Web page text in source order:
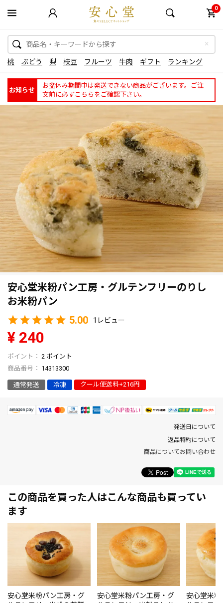
0
桃 ぶどう 梨 枝豆 フルーツ 牛肉 ギフト ランキング
お知らせ
お盆休み期間中は発送できない商品がございます。ご注
文前に必ずこちらをご確認下さい。
安心堂米粉パン工房・グルテンフリーのりし
お米粉パン
5.00
1
¥ 240
2 ポイント
商品番号
14313300
通常発送 冷凍 クール便送料+216円
発送日について
返品特約について
商品についてお問い合わせ
この商品を買った人はこんな商品も買ってい
ます
安心堂米粉パン工房・グ
安心堂米粉パン工房・グ
安心堂米